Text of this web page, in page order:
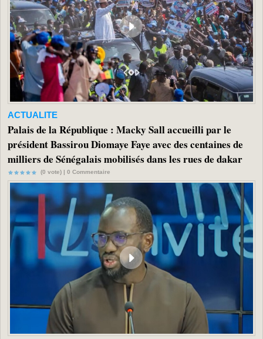
ACTUALITE
Palais de la République : Macky Sall accueilli par le
président Bassirou Diomaye Faye avec des centaines de
milliers de Sénégalais mobilisés dans les rues de dakar
(0 vote) | 0 Commentaire